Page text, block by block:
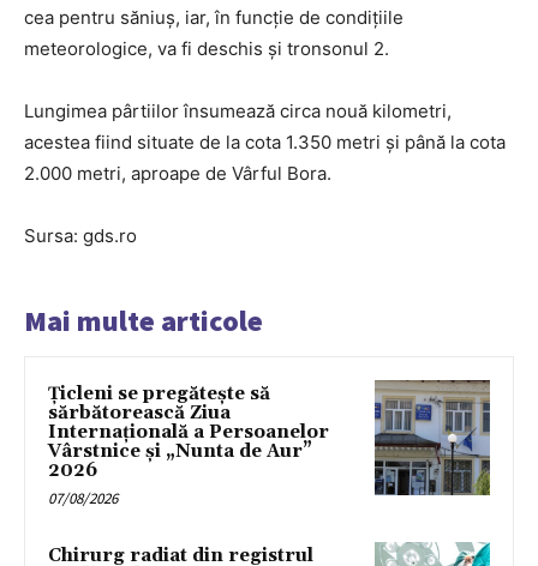
cea pentru săniuș, iar, în funcție de condițiile
meteorologice, va fi deschis și tronsonul 2.
Lungimea pârtiilor însumează circa nouă kilometri,
acestea fiind situate de la cota 1.350 metri și până la cota
2.000 metri, aproape de Vârful Bora.
Sursa: gds.ro
Mai multe articole
Țicleni se pregătește să
sărbătorească Ziua
Internațională a Persoanelor
Vârstnice și „Nunta de Aur”
2026
07/08/2026
Chirurg radiat din registrul